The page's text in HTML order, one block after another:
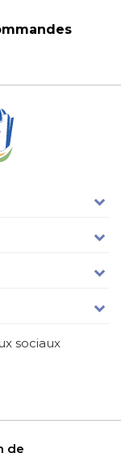
sociaux
de